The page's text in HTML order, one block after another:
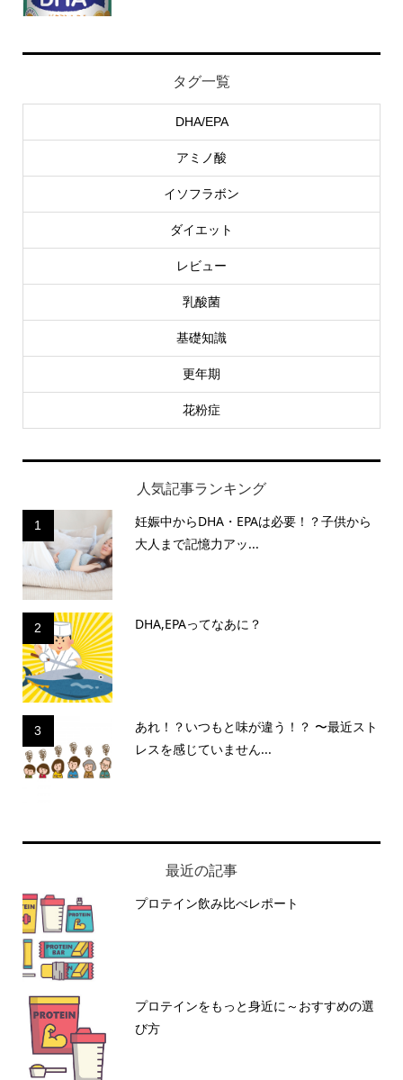
タグ一覧
DHA/EPA
アミノ酸
イソフラボン
ダイエット
レビュー
乳酸菌
基礎知識
更年期
花粉症
人気記事ランキング
1
妊娠中からDHA・EPAは必要！？子供から
大人まで記憶力アッ...
2 DHA,EPAってなあに？
3
あれ！？いつもと味が違う！？ 〜最近スト
レスを感じていません...
最近の記事
プロテイン飲み比べレポート
プロテインをもっと身近に～おすすめの選
び方